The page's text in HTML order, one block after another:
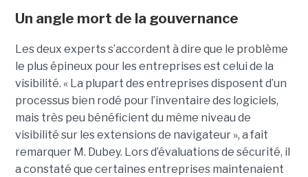
Un angle mort de la gouvernance
Les deux experts s’accordent à dire que le problème
le plus épineux pour les entreprises est celui de la
visibilité. « La plupart des entreprises disposent d’un
processus bien rodé pour l’inventaire des logiciels,
mais très peu bénéficient du même niveau de
visibilité sur les extensions de navigateur », a fait
remarquer M. Dubey. Lors d’évaluations de sécurité, il
a constaté que certaines entreprises maintenaient